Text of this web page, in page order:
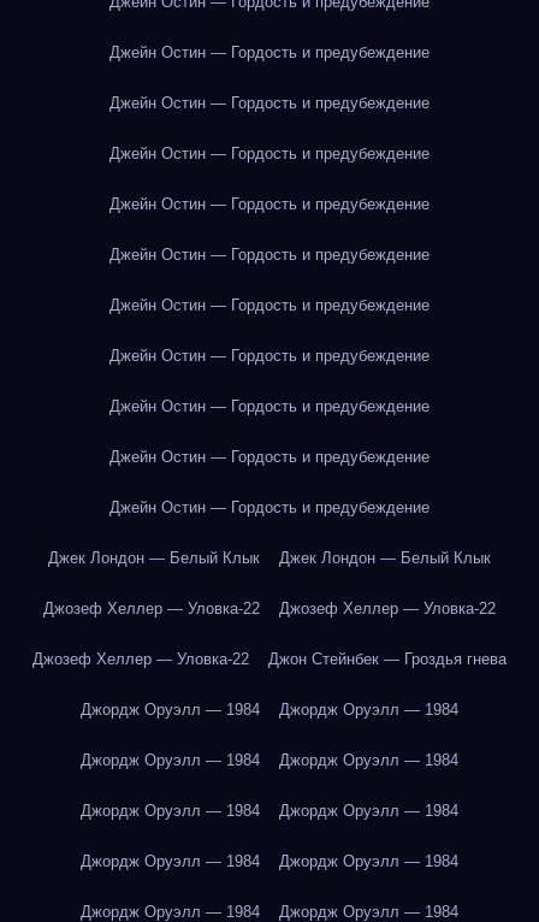
Джейн Остин — Гордость и предубеждение
Джейн Остин — Гордость и предубеждение
Джейн Остин — Гордость и предубеждение
Джейн Остин — Гордость и предубеждение
Джейн Остин — Гордость и предубеждение
Джейн Остин — Гордость и предубеждение
Джейн Остин — Гордость и предубеждение
Джейн Остин — Гордость и предубеждение
Джейн Остин — Гордость и предубеждение
Джейн Остин — Гордость и предубеждение
Джек Лондон — Белый Клык Джек Лондон — Белый Клык
Джозеф Хеллер — Уловка-22 Джозеф Хеллер — Уловка-22
Джозеф Хеллер — Уловка-22 Джон Стейнбек — Гроздья гнева
Джордж Оруэлл — 1984 Джордж Оруэлл — 1984
Джордж Оруэлл — 1984 Джордж Оруэлл — 1984
Джордж Оруэлл — 1984 Джордж Оруэлл — 1984
Джордж Оруэлл — 1984 Джордж Оруэлл — 1984
Джордж Оруэлл — 1984 Джордж Оруэлл — 1984